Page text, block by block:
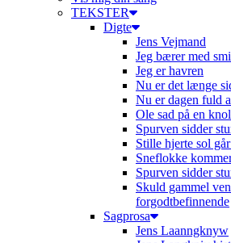
TEKSTER
Digte
Jens Vejmand
Jeg bærer med
Jeg er havren
Nu er det længe
Nu er dagen fuld
Ole sad på en
Spurven sidder
Stille hjerte sol
Sneflokke
Spurven sidder
Skuld gammel
forgodtbefinnende
Sagprosa
Jens Laanngknyw